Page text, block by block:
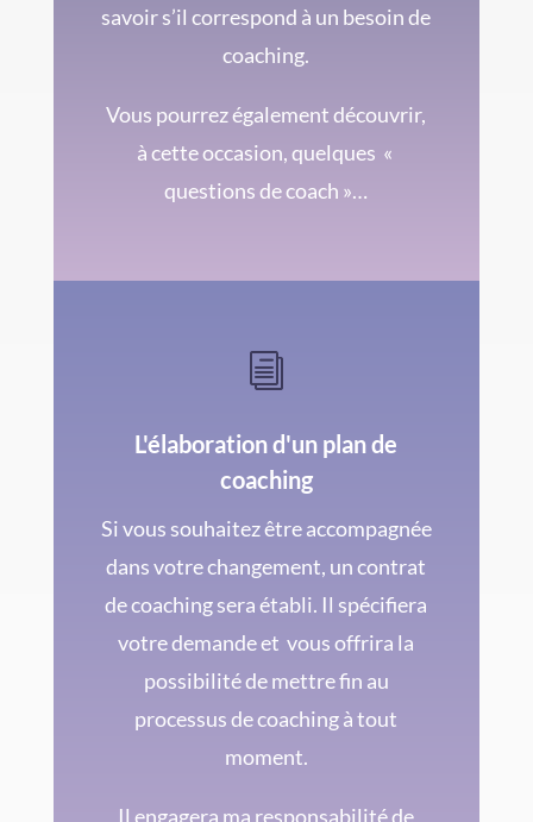
savoir s’il correspond à un besoin de
coaching.
Vous pourrez également découvrir,
à cette occasion, quelques «
questions de coach »…
i
L'élaboration d'un plan de
coaching
Si vous souhaitez être accompagnée
dans votre changement, un contrat
de coaching sera établi. Il spécifiera
votre demande et vous offrira la
possibilité de mettre fin au
processus de coaching à tout
moment.
Il engagera ma responsabilité de